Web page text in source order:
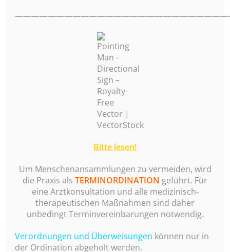
Wir wünschen Ihnen einen übersichtlichen und
informativen Aufenthalt auf unserer Homepage!
Dr. Melanie Wölk & Team
Datenschutz
Impressum
Copyright © 2026 Dr. Melanie Wölk
Glob Theme von
FameThemes
Bitte lesen!
Um Menschenansammlungen zu vermeiden, wird
die Praxis als TERMINORDINATION geführt. Für
eine Arztkonsultation und alle medizinisch-
therapeutischen Maßnahmen sind daher
unbedingt Terminvereinbarungen notwendig.
Verordnungen und Überweisungen können nur in
der Ordination abgeholt werden.